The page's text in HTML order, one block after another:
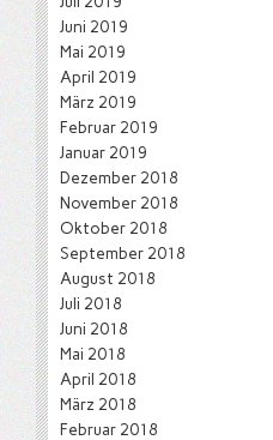
Juni 2019
Mai 2019
April 2019
März 2019
Februar 2019
Januar 2019
Dezember 2018
November 2018
Oktober 2018
September 2018
August 2018
Juli 2018
Juni 2018
Mai 2018
April 2018
März 2018
Februar 2018